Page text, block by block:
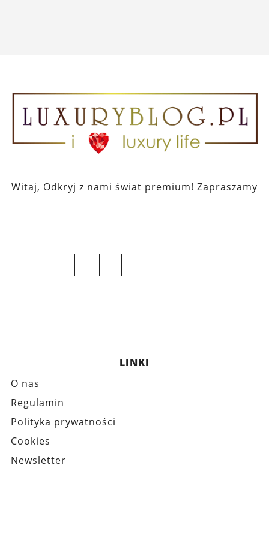
Witaj, Odkryj z nami świat premium! Zapraszamy
LINKI
O nas
Regulamin
Polityka prywatności
Cookies
Newsletter